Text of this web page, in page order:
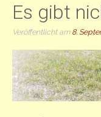
Es gibt
Veröffentlicht am 8.